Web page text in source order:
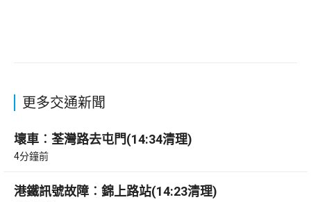
更多交通新聞
壞車︰荃灣路去屯門(14:34清理)
4分鐘前
港鐵訊號故障︰錦上路站(14:23清理)